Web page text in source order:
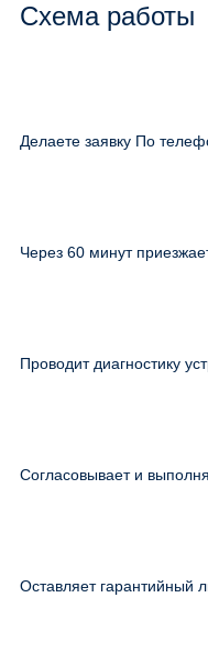
Схема работы
Делаете заявку По
Через 60 минут
Проводит диагностику
Согласовывает и
Оставляет гарантийный